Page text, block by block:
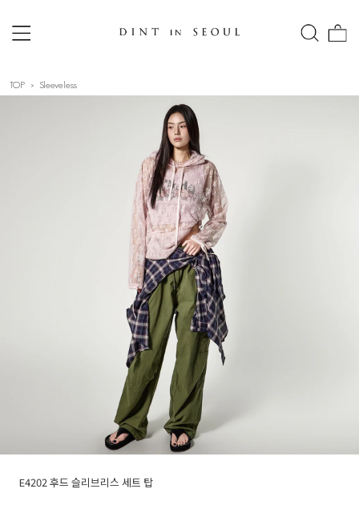
TOP Sleeveless
E4202 후드 슬리브리스 세트 탑